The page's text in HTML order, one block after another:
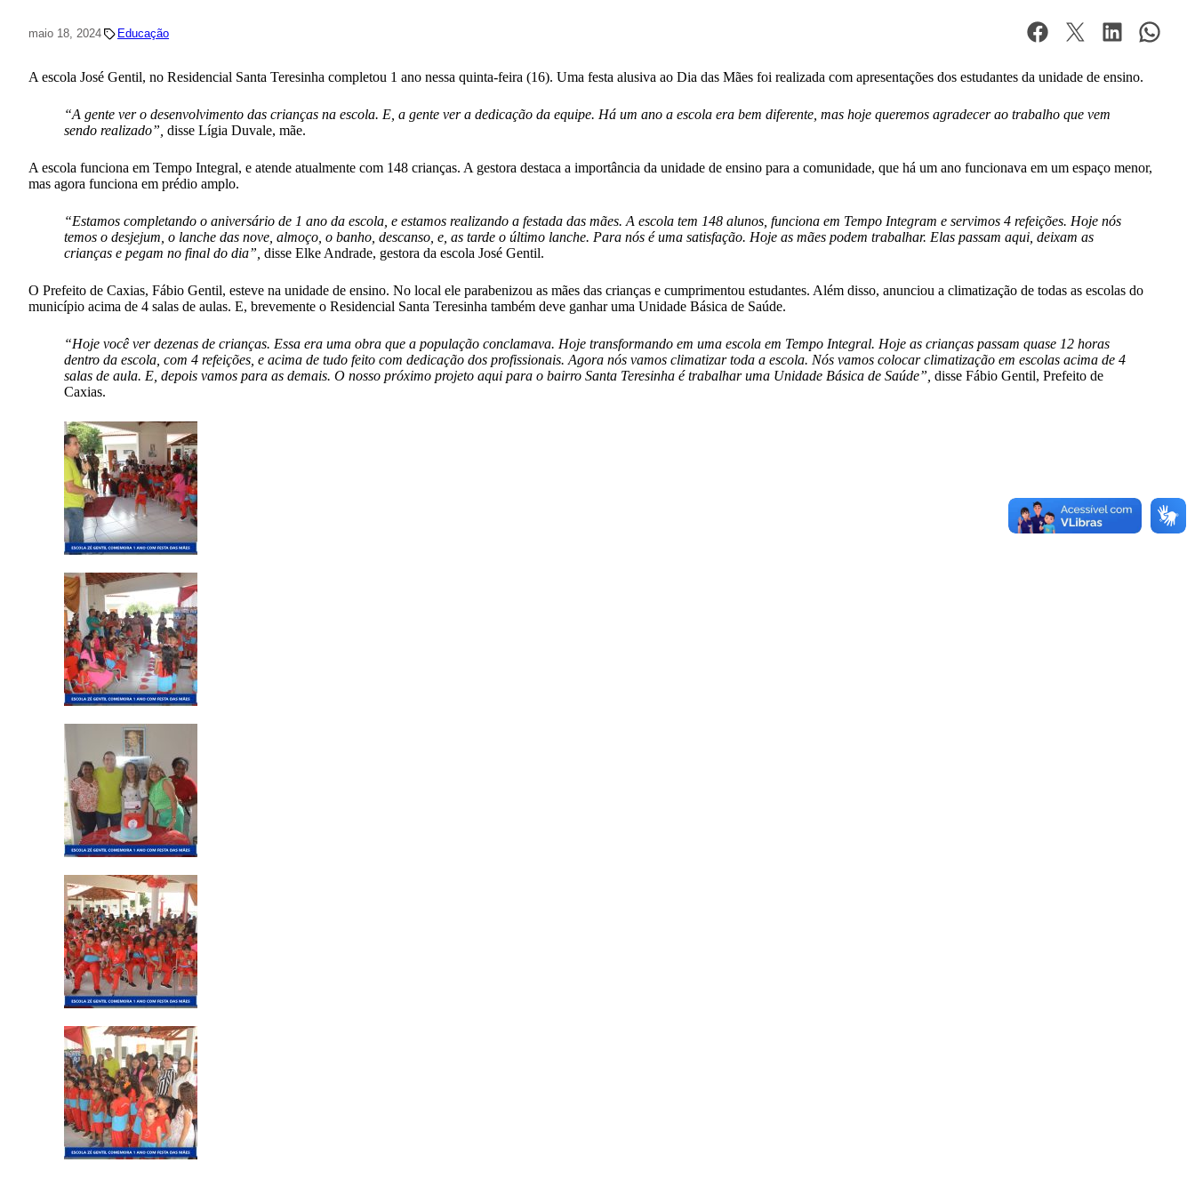
maio 18, 2024 Educação
A escola José Gentil, no Residencial Santa Teresinha completou 1 ano nessa quinta-feira (16). Uma festa alusiva ao Dia das Mães foi realizada com apresentações dos estudantes da unidade de ensino.
“A gente ver o desenvolvimento das crianças na escola. E, a gente ver a dedicação da equipe. Há um ano a escola era bem diferente, mas hoje queremos agradecer ao trabalho que vem
sendo realizado”, disse Lígia Duvale, mãe.
A escola funciona em Tempo Integral, e atende atualmente com 148 crianças. A gestora destaca a importância da unidade de ensino para a comunidade, que há um ano funcionava em um espaço menor,
mas agora funciona em prédio amplo.
“Estamos completando o aniversário de 1 ano da escola, e estamos realizando a festada das mães. A escola tem 148 alunos, funciona em Tempo Integram e servimos 4 refeições. Hoje nós
temos o desjejum, o lanche das nove, almoço, o banho, descanso, e, as tarde o último lanche. Para nós é uma satisfação. Hoje as mães podem trabalhar. Elas passam aqui, deixam as
crianças e pegam no final do dia”, disse Elke Andrade, gestora da escola José Gentil.
O Prefeito de Caxias, Fábio Gentil, esteve na unidade de ensino. No local ele parabenizou as mães das crianças e cumprimentou estudantes. Além disso, anunciou a climatização de todas as escolas do
município acima de 4 salas de aulas. E, brevemente o Residencial Santa Teresinha também deve ganhar uma Unidade Básica de Saúde.
“Hoje você ver dezenas de crianças. Essa era uma obra que a população conclamava. Hoje transformando em uma escola em Tempo Integral. Hoje as crianças passam quase 12 horas
dentro da escola, com 4 refeições, e acima de tudo feito com dedicação dos profissionais. Agora nós vamos climatizar toda a escola. Nós vamos colocar climatização em escolas acima de 4
salas de aula. E, depois vamos para as demais. O nosso próximo projeto aqui para o bairro Santa Teresinha é trabalhar uma Unidade Básica de Saúde”, disse Fábio Gentil, Prefeito de
Caxias.